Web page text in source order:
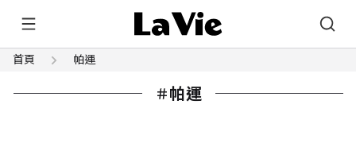
首頁 帕運
帕運